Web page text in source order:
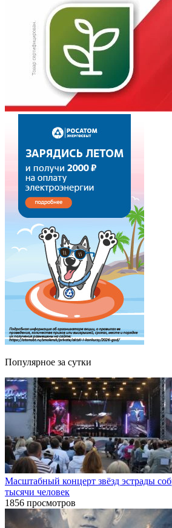
Популярное за сутки
Масштабный концерт звёзд эстрады
тысячи человек
1856 просмотров